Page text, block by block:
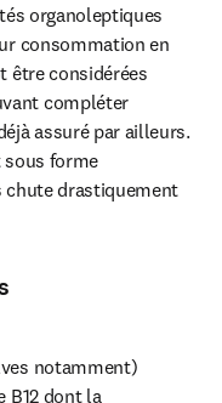
organoleptiques
consommation en
être considérées
compléter
assuré par ailleurs.
sous forme
chute drastiquement
notamment)
B12 dont la